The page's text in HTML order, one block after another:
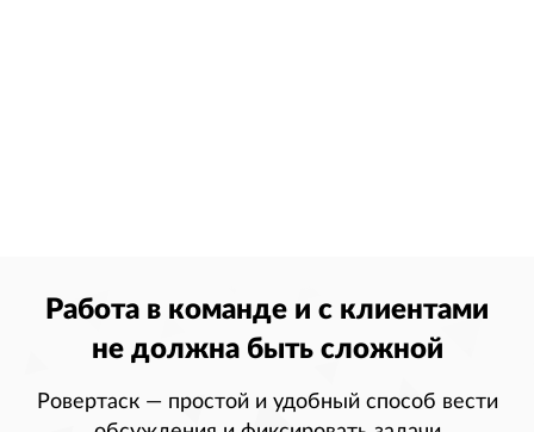
Работа в команде и с клиентами
не должна быть сложной
Ровертаск — простой и удобный способ вести